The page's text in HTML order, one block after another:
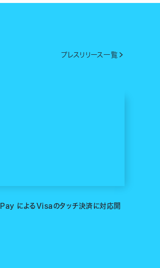
プレスリリース一覧
によるVisaのタッチ決済に対応開